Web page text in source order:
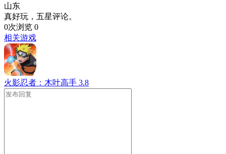
山东
真好玩，五星评论。
0次浏览 0
相关游戏
火影忍者：木叶高手 3.8